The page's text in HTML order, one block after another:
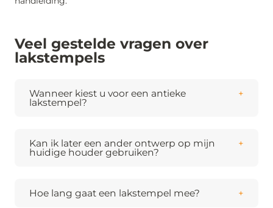
Veel gestelde vragen over
lakstempels
Wanneer kiest u voor een antieke
lakstempel?
hedendaagse gravuretechniek, zodat u het beste
van beide werelden krijgt. Ze passen perfect bij
branding op luxe verpakkingen en certificaten.
Kan ik later een ander ontwerp op mijn
huidige houder gebruiken?
Bureaustempels heeft, kunt u eenvoudig
gravuresbestellen. Dit is niet alleen voordeliger,
Hoe lang gaat een lakstempel mee?